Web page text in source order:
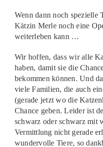
Wenn dann noch spezielle
Kätzin Merle noch eine
weiterleben kann …
Wir hoffen, dass wir alle
haben, damit sie die
bekommen können. Und
viele Familien, die auch
(gerade jetzt wo die
Chance geben. Leider ist
schwarz oder schwarz mit
Vermittlung nicht gerade
wundervolle Tiere, so